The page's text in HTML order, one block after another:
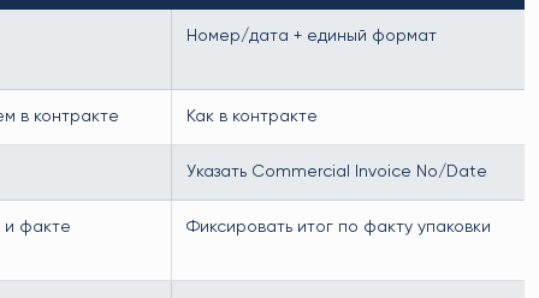
Номер/дата + единый формат
в контракте Как в контракте
Указать Commercial Invoice No/Date
и факте Фиксировать итог по факту упаковки